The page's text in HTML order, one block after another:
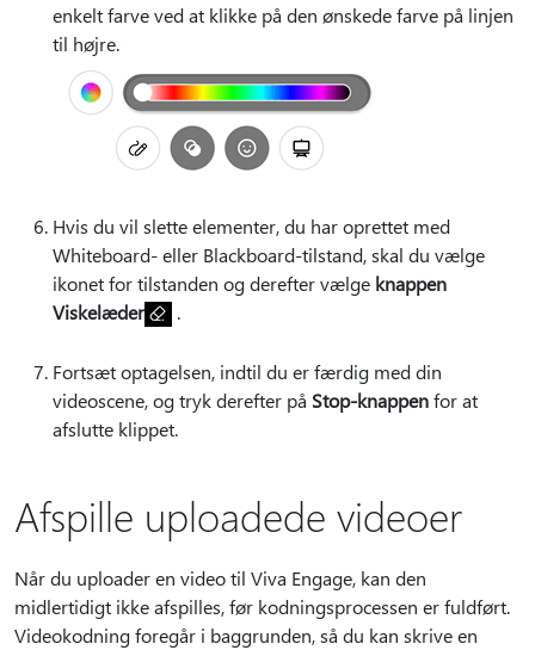
enkelt farve ved at klikke på den ønskede farve på linjen
til højre.
Hvis du vil slette elementer, du har oprettet med
Whiteboard- eller Blackboard-tilstand, skal du vælge
ikonet for tilstanden og derefter vælge knappen
Viskelæder
.
Fortsæt optagelsen, indtil du er færdig med din
videoscene, og tryk derefter på Stop-knappenfor at
afslutte klippet.
Afspille uploadede videoer
Når du uploader en video til Viva Engage, kan den
midlertidigt ikke afspilles, før kodningsprocessen er fuldført.
Videokodning foregår i baggrunden, så du kan skrive en